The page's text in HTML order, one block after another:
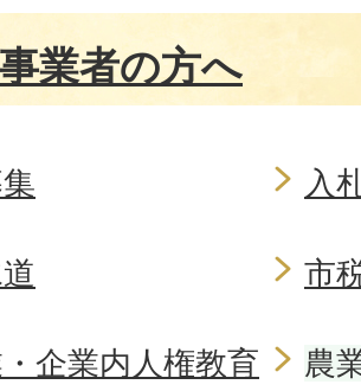
業者の方へ
入
市
企業内人権教育 農